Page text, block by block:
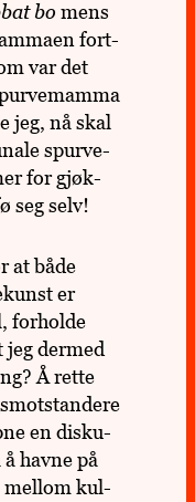
bo mens
fort­
var det
jeg, nå skal
spur­ve­
for gjøk­
seg selv!
at både
er
for­holde
jeg dermed
Å rette
en dis­ku­
havne på
mellom kul­